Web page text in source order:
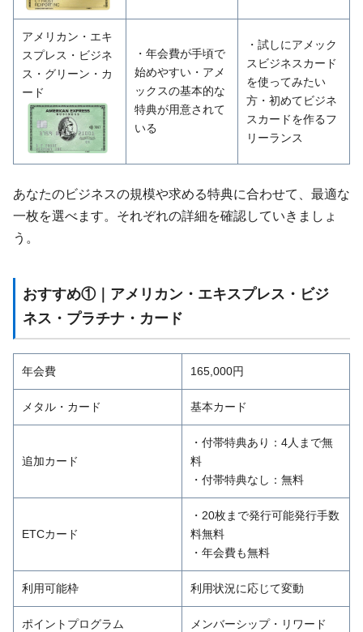
アメリカン・エキ
スプレス・ビジネ
ス・グリーン・カ
ード
・年会費が手頃で
始めやすい・アメ
ックスの基本的な
特典が用意されて
いる
・試しにアメック
スビジネスカード
を使ってみたい
方・初めてビジネ
スカードを作るフ
リーランス
あなたのビジネスの規模や求める特典に合わせて、最適な
一枚を選べます。それぞれの詳細を確認していきましょ
う。
おすすめ①｜アメリカン・エキスプレス・ビジ
ネス・プラチナ・カード
年会費 165,000円
メタル・カード 基本カード
追加カード
・付帯特典あり：4人まで無
料
・付帯特典なし：無料
ETCカード
・20枚まで発行可能発行手数
料無料
・年会費も無料
利用可能枠 利用状況に応じて変動
ポイントプログラム メンバーシップ・リワード